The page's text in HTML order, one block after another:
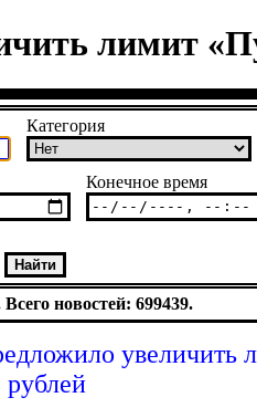
лимит
Категория
Конечное время
новостей: 699439.
увеличить